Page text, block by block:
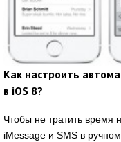
Как настроить
в iOS 8?
Чтобы не тратить время
iMessage и SMS в